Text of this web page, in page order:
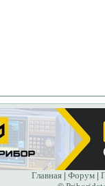
Главная Форум